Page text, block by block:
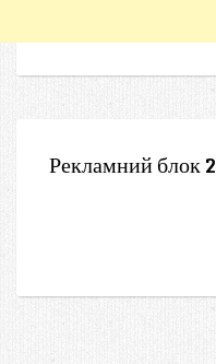
Рекламний блок 2